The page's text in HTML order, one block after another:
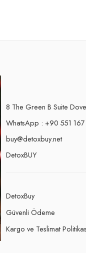
8 The Green B Suite
WhatsApp : +90 551
buy@detoxbuy.net
DetoxBUY
DetoxBuy
Güvenli Ödeme
Kargo ve Teslimat